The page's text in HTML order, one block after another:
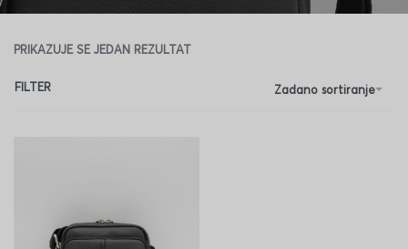
PRIKAZUJE SE JEDAN REZULTAT
Zadano sortiranje
FILTER